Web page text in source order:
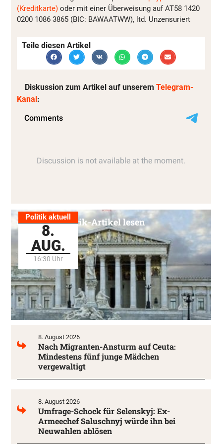
(Kreditkarte) oder mit einer Überweisung auf AT58 1420
0200 1086 3865 (BIC: BAWAATWW), ltd. Unzensuriert
Teile diesen Artikel
Diskussion zum Artikel auf unserem Telegram-
Kanal:
Politik aktuell
8.
AUG.
16:30 Uhr
Alle Politik-Artikel lesen
8. August 2026
Nach Migranten-Ansturm auf Ceuta:
Mindestens fünf junge Mädchen
vergewaltigt
8. August 2026
Umfrage-Schock für Selenskyj: Ex-
Armeechef Saluschnyj würde ihn bei
Neuwahlen ablösen